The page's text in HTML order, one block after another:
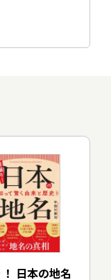
！ 日本の地名